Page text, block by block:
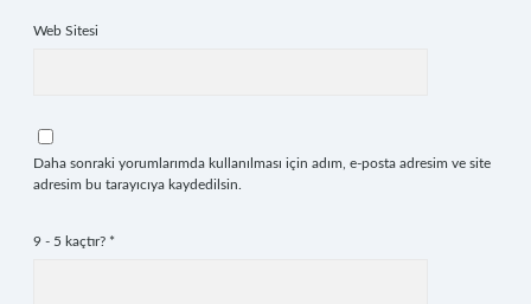
Web Sitesi
Daha sonraki yorumlarımda kullanılması için adım, e-posta adresim ve site
adresim bu tarayıcıya kaydedilsin.
9 - 5 kaçtır? *